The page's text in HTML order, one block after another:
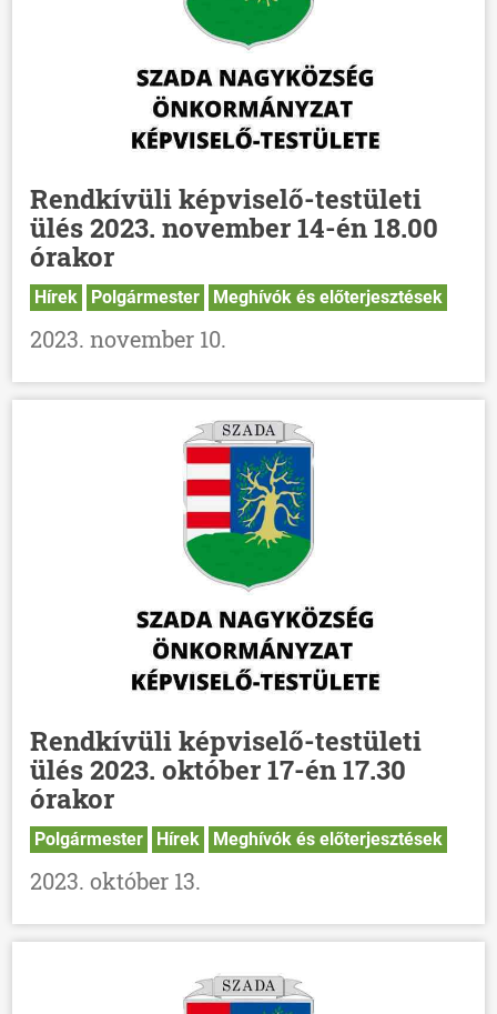
Rendkívüli képviselő-testületi
ülés 2023. november 14-én 18.00
órakor
Hírek Polgármester Meghívók és előterjesztések
2023. november 10.
Rendkívüli képviselő-testületi
ülés 2023. október 17-én 17.30
órakor
Polgármester Hírek Meghívók és előterjesztések
2023. október 13.